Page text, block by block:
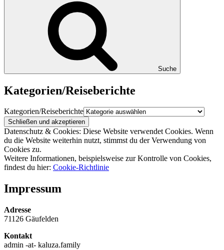
Suche
Kategorien/Reiseberichte
Kategorien/Reiseberichte
Datenschutz & Cookies: Diese Website verwendet Cookies. Wenn
du die Website weiterhin nutzt, stimmst du der Verwendung von
Cookies zu.
Weitere Informationen, beispielsweise zur Kontrolle von Cookies,
findest du hier: Cookie-Richtlinie
Impressum
Adresse
71126 Gäufelden
Kontakt
admin -at- kaluza.family